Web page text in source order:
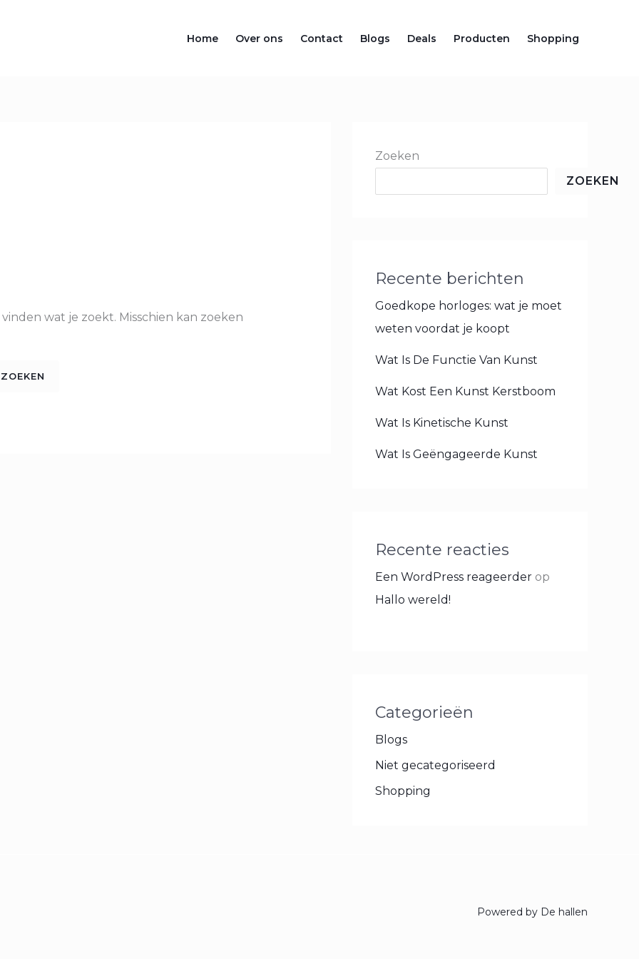
Home Over ons Contact Blogs Deals Producten Shopping
wat je zoekt. Misschien kan zoeken
Zoeken
ZOEKEN
Recente berichten
Goedkope horloges: wat je moet
weten voordat je koopt
Wat Is De Functie Van Kunst
Wat Kost Een Kunst Kerstboom
Wat Is Kinetische Kunst
Wat Is Geëngageerde Kunst
Recente reacties
Een WordPress reageerder op
Hallo wereld!
Categorieën
Blogs
Niet gecategoriseerd
Shopping
Powered by De hallen